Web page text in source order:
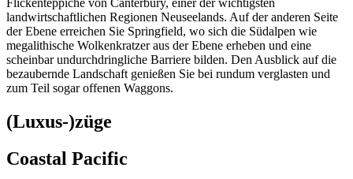
Flickenteppiche von Canterbury, einer der wichtigsten
landwirtschaftlichen Regionen Neuseelands. Auf der anderen Seite
der Ebene erreichen Sie Springfield, wo sich die Südalpen wie
megalithische Wolkenkratzer aus der Ebene erheben und eine
scheinbar undurchdringliche Barriere bilden. Den Ausblick auf die
bezaubernde Landschaft genießen Sie bei rundum verglasten und
zum Teil sogar offenen Waggons.
(Luxus-)züge
Coastal Pacific